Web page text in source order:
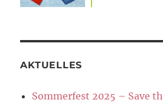
AKTUELLES
Sommerfest 2025 – Save